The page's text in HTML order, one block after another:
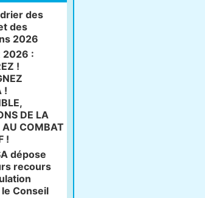
des
des
2026
2026 :
!
!
DE LA
AU COMBAT
!
dépose
recours
Conseil